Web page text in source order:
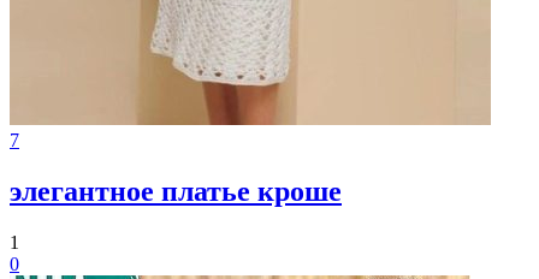
7
элегантное платье кроше
1
0